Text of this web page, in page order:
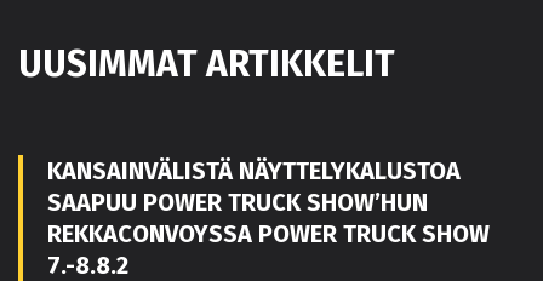
UUSIMMAT ARTIKKELIT
KANSAINVÄLISTÄ NÄYTTELYKALUSTOA
SAAPUU POWER TRUCK SHOW’HUN
REKKACONVOYSSA POWER TRUCK SHOW
7.-8.8.2